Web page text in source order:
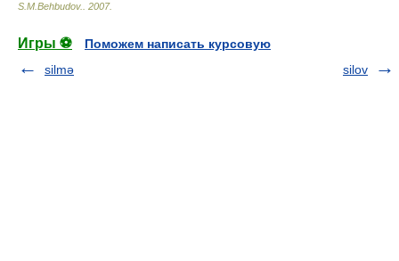
S.M.Behbudov.
2007.
Игры ⚽
Поможем написать курсовую
silmə
silov